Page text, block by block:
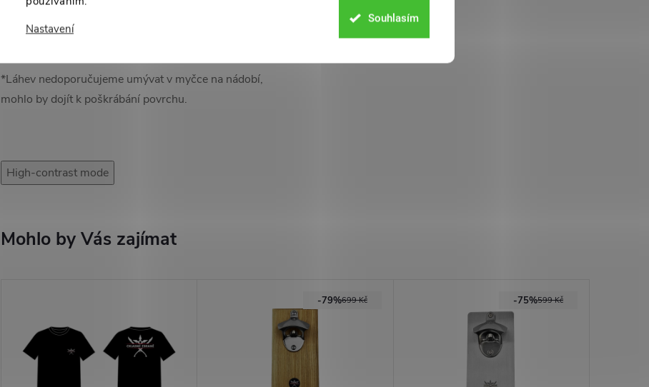
Nastavení
Souhlasím
solidní kapacitě jde o univerzální lahev, kterou využijete
*Láhev nedoporučujeme umývat v myčce na nádobí,
mohlo by dojít k poškrábání povrchu.
High-contrast mode
Mohlo by Vás zajímat
699 Kč
-79% 599 Kč
-75%